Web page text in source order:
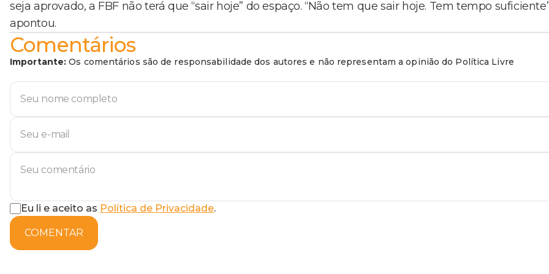
seja aprovado, a FBF não terá que “sair hoje” do espaço. “Não tem que sair hoje. Tem tempo
apontou.
Comentários
Importante: Os comentários são de responsabilidade dos autores e não representam a opinião do Política Livre
Eu li e aceito as Política de Privacidade.
COMENTAR